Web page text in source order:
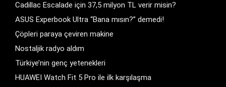
Cadillac Escalade için 37,5 milyon TL verir misin?
ASUS Experbook Ultra “Bana mısın?” demedi!
Çöpleri paraya çeviren makine
Nostaljik radyo aldım
Türkiye’nin genç yetenekleri
HUAWEI Watch Fit 5 Pro ile ilk karşılaşma